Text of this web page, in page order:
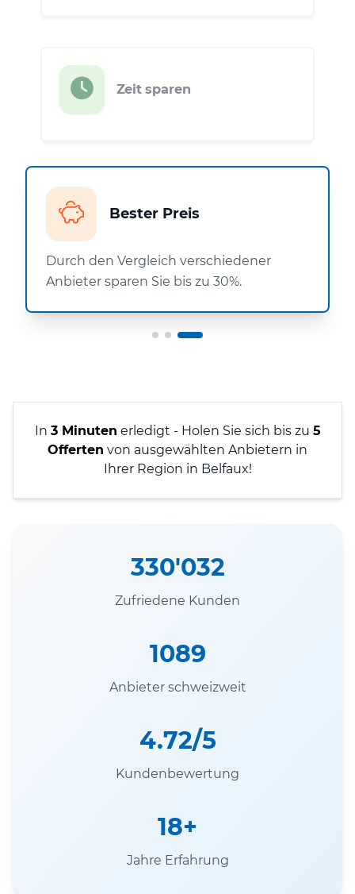
Zeit sparen
Bester Preis
Durch den Vergleich verschiedener
Anbieter sparen Sie bis zu 30%.
In 3 Minuten erledigt - Holen Sie sich bis zu 5
Offerten von ausgewählten Anbietern in
Ihrer Region in Belfaux!
330'032
Zufriedene Kunden
1089
Anbieter schweizweit
4.72/5
Kundenbewertung
18+
Jahre Erfahrung